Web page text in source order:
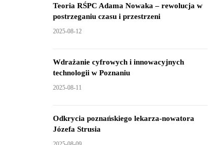
Teoria RŚPC Adama Nowaka – rewolucja w
postrzeganiu czasu i przestrzeni
2025-08-12
Wdrażanie cyfrowych i innowacyjnych
technologii w Poznaniu
2025-08-11
Odkrycia poznańskiego lekarza-nowatora
Józefa Strusia